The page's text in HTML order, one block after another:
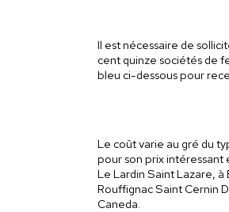
Il est nécessaire de
cent quinze sociétés de
bleu ci-dessous pour
Le coût varie au gré du
pour son prix intéressant
Le Lardin Saint Lazare, à
Rouffignac Saint Cernin
Caneda.